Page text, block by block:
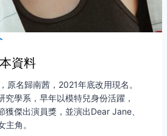
資料
原名歸南茜，2021年底改用現名。
究學系，早年以模特兒身份活躍，
獲傑出演員獎，並演出Dear Jane、
角。